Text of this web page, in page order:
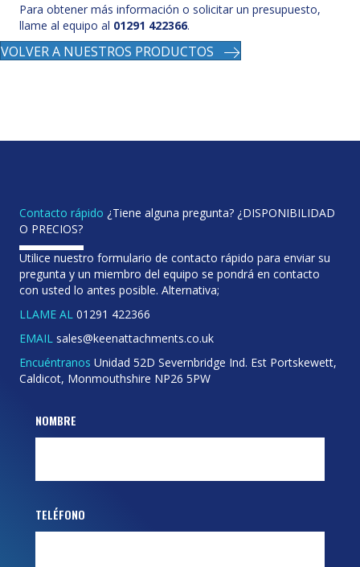
Para obtener más información o solicitar un presupuesto,
llame al equipo al 01291 422366.
VOLVER A NUESTROS PRODUCTOS
Contacto rápido ¿Tiene alguna pregunta? ¿DISPONIBILIDAD
O PRECIOS?
Utilice nuestro formulario de contacto rápido para enviar su
pregunta y un miembro del equipo se pondrá en contacto
con usted lo antes posible. Alternativa;
LLAME AL 01291 422366
EMAIL sales@keenattachments.co.uk
Encuéntranos Unidad 52D Severnbridge Ind. Est Portskewett,
Caldicot, Monmouthshire NP26 5PW
NOMBRE
TELÉFONO